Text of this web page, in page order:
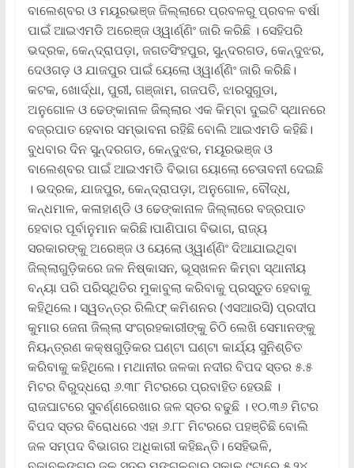
ବାଲେଶ୍ବର ଓ ମୟୂରଭଞ୍ଜ ଜିଲ୍ଲାରେ ପ୍ରବଳରୁ ପ୍ରବଳ ବର୍ଷା
ପାଇଁ ଆଇଏମଡି ଅରେଞ୍ଜ ଓ୍ୱାର୍ଣ୍ଣିଂ ଜାରି କରିଛି । ସେହିପରି
ଭଦ୍ରକ, କେନ୍ଦ୍ରାପଡ଼ା, ଜଗତସିଂହପୁର, ସୁନ୍ଦରଗଡ, କେନ୍ଦୁଝର,
ଦେଓଗଡ଼ ଓ ଯାଜପୁର ପାଇଁ ୟେଲୋ ଓ୍ୱାର୍ଣ୍ଣିଂ ଜାରି କରିଛି।
କଟକ, ଖୋର୍ଦ୍ଧା, ପୁରୀ, ଗଞ୍ଜାମ, ଗଜପତି, ଝାରସୁଗୁଡା,
ଅନୁଗୋଳ ଓ ଢେଙ୍କାନାଳ ଜିଲ୍ଲାର ଏକ କିମ୍ବା ଦୁଇଟି ସ୍ଥାନରେ
ବଜ୍ରପାତ ହେବାର ସମ୍ଭାବନା ରହିଛି ବୋଲି ଆଇଏମଡି କହିଛି।
ବୁଧବାର ଦିନ ସୁନ୍ଦରଗଡ, କେନ୍ଦୁଝର, ମୟୂରଭଞ୍ଜ ଓ
ବାଲେଶ୍ବର ପାଇଁ ଆଇଏମଡି ବିଭାଗ ୟୋଲୋ ଚେତାବନୀ ଦେଇଛି
। ଭଦ୍ରକ, ଯାଜପୁର, କେନ୍ଦ୍ରାପଡ଼ା, ଅନୁଗୋଳ, ବୌଦ୍ଧ,
କନ୍ଧମାଳ, କଳାହାଣ୍ଡି ଓ ଢେଙ୍କାନାଳ ଜିଲ୍ଲାରେ ବଜ୍ରପାତ
ହେବାର ପୂର୍ବାନୁମାନ କରିଛି।ପାଣିପାଗ ବିଭାଗ, ରାଜ୍ୟ
ସରକାରଙ୍କୁ ଅରେଞ୍ଜ ଓ ୟେଲୋ ଓ୍ୱାର୍ଣ୍ଣିଂ ଦିଆଯାଇଥିବା
ଜିଲ୍ଲାଗୁଡ଼ିକରେ ଜଳ ନିଷ୍କାସନ, ଭୂସ୍ଖଳନ କିମ୍ବା ସ୍ଥାନୀୟ
ବନ୍ୟା ପରି ପରିସ୍ଥିତିର ମୁକାବୁଲା କରିବାକୁ ପ୍ରସ୍ତୁତ ହେବାକୁ
କହିଥିଲେ। ସ୍ୱତନ୍ତ୍ର ରିଲିଫ୍ କମିଶନର (ଏସଆରସି) ପ୍ରଦୀପ
କୁମାର ଜେନା ଜିଲ୍ଲା ସଂଗ୍ରହକାରୀଙ୍କୁ ଚିଠି ଲେଖି ସେମାନଙ୍କୁ
ନିୟନ୍ତ୍ରଣ କକ୍ଷଗୁଡ଼ିକର ଘଣ୍ଟା ଘଣ୍ଟା କାର୍ଯ୍ୟ ସୁନିଶ୍ଚିତ
କରିବାକୁ କହିଥିଲେ। ମଥାନୀର ଜଳକା ନଦୀର ବିପଦ ସ୍ତର ୫.୫
ମିଟର ବିରୁଦ୍ଧରୋ ୬.୩୮ ମିଟରରେ ପ୍ରବାହିତ ହେଉଛି ।
ରାଜଘାଟରେ ସୁବର୍ଣ୍ଣରେଖାର ଜଳ ସ୍ତର ବଢୁଛି । ୧୦.୩୬ ମିଟର
ବିପଦ ସ୍ତର ବିରୋଧରେ ଏହା ୬.୮୮ ମିଟରରେ ପହଞ୍ଚିଛି ବୋଲି
ଜଳ ସମ୍ପଦ ବିଭାଗର ଅଧିକାରୀ କହିଛନ୍ତି। ସେହିଭଳି,